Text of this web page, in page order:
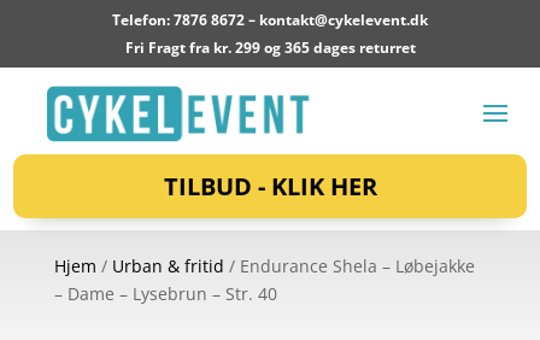
Telefon: 7876 8672 – kontakt@cykelevent.dk
Fri Fragt fra kr. 299 og 365 dages returret
TILBUD - KLIK HER
Hjem / Urban & fritid / Endurance Shela – Løbejakke
– Dame – Lysebrun – Str. 40